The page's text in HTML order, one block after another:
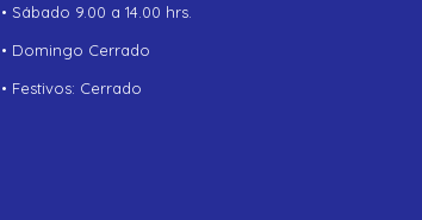
• Sábado 9.00 a 14.00 hrs.
• Domingo Cerrado
• Festivos: Cerrado